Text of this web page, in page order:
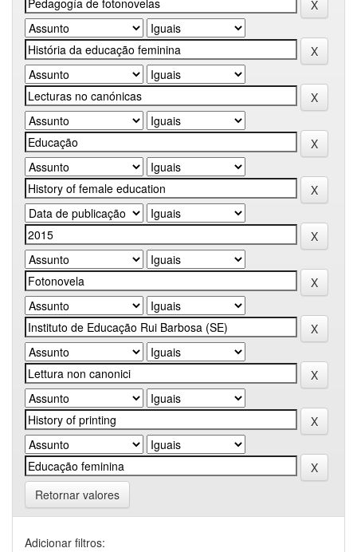
Retornar valores
Adicionar filtros: